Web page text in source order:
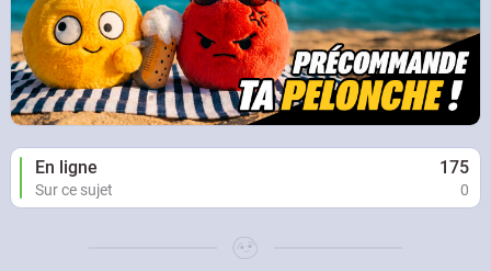
En ligne 175
Sur ce sujet 0